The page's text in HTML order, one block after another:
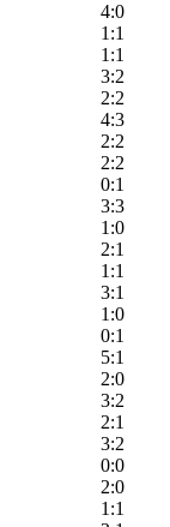
4:0
1:1
1:1
3:2
2:2
4:3
2:2
2:2
0:1
3:3
1:0
2:1
1:1
3:1
1:0
0:1
5:1
2:0
3:2
2:1
3:2
0:0
2:0
1:1